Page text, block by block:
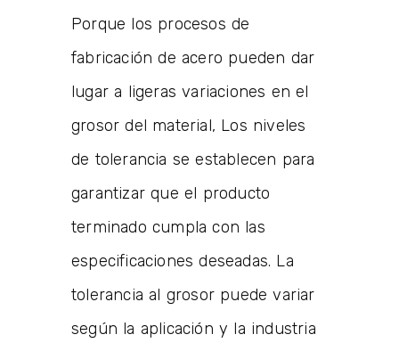
Porque los procesos de
fabricación de acero pueden dar
lugar a ligeras variaciones en el
grosor del material, Los niveles
de tolerancia se establecen para
garantizar que el producto
terminado cumpla con las
especificaciones deseadas. La
tolerancia al grosor puede variar
según la aplicación y la industria